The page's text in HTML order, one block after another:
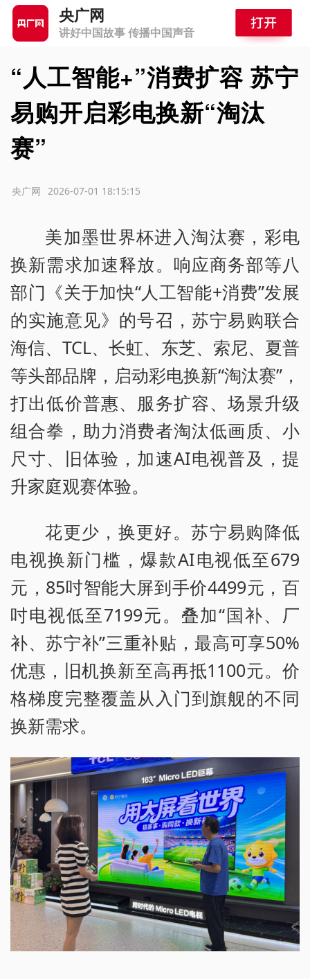
央广网
讲好中国故事 传播中国声音
“人工智能+”消费扩容 苏宁
易购开启彩电换新“淘汰
赛”
2026-07-01 18:15:15
央广网
美加墨世界杯进入淘汰赛，彩电
换新需求加速释放。响应商务部等八
部门《关于加快“人工智能+消费”发展
的实施意见》的号召，苏宁易购联合
海信、TCL、长虹、东芝、索尼、夏普
等头部品牌，启动彩电换新“淘汰赛”，
打出低价普惠、服务扩容、场景升级
组合拳，助力消费者淘汰低画质、小
尺寸、旧体验，加速AI电视普及，提
升家庭观赛体验。
花更少，换更好。苏宁易购降低
电视换新门槛，爆款AI电视低至679
元，85吋智能大屏到手价4499元，百
吋电视低至7199元。叠加“国补、厂
补、苏宁补”三重补贴，最高可享50%
优惠，旧机换新至高再抵1100元。价
格梯度完整覆盖从入门到旗舰的不同
换新需求。